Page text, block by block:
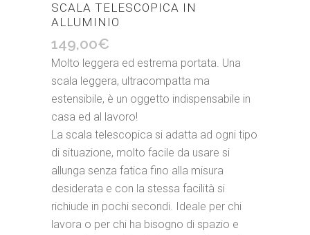
SCALA TELESCOPICA IN
ALLUMINIO
149,00€
Molto leggera ed estrema portata. Una
scala leggera, ultracompatta ma
estensibile, è un oggetto indispensabile in
casa ed al lavoro!
La scala telescopica si adatta ad ogni tipo
di situazione, molto facile da usare si
allunga senza fatica fino alla misura
desiderata e con la stessa facilità si
richiude in pochi secondi. Ideale per chi
lavora o per chi ha bisogno di spazio e